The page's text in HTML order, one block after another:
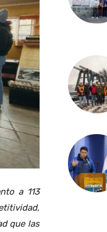
a 113
que las